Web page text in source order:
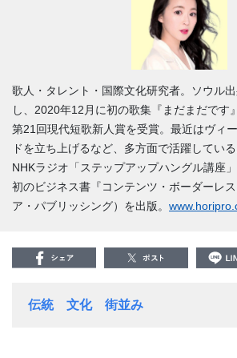
歌人・タレント・国際文化研究者。ソウル
し、2020年12月に初の歌集 『まだまだです』
第21回現代短歌新人賞を受賞。最近はヴィ
ドを立ち上げるなど、多方面で活躍してい
NHKラジオ「ステップアップハングル講座
初のビジネス書 『コンテンツ・ボーダーレス
ア・パブリッシング）を出版。
伝統 文化 街並み